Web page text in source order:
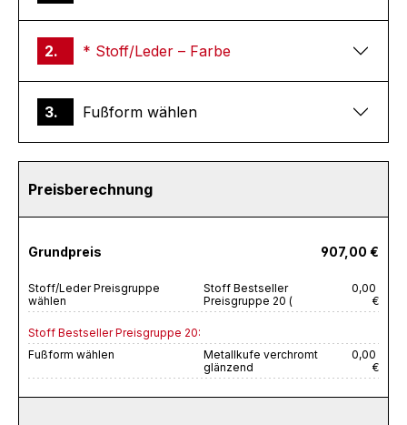
2. * Stoff/Leder – Farbe
3. Fußform wählen
Preisberechnung
Grundpreis 907,00 €
Stoff/Leder Preisgruppe
wählen
Stoff Bestseller
Preisgruppe 20 (
0,00
€
Stoff Bestseller Preisgruppe 20:
Fußform wählen
Metallkufe verchromt
glänzend
0,00
€